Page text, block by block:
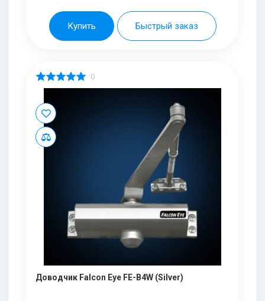
Купить Быстрый заказ
0
Доводчик Falcon Eye FE-B4W (Silver)